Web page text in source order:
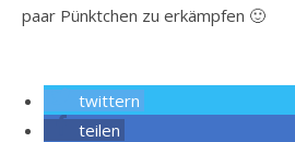
paar Pünktchen zu erkämpfen 🙂
twittern
teilen